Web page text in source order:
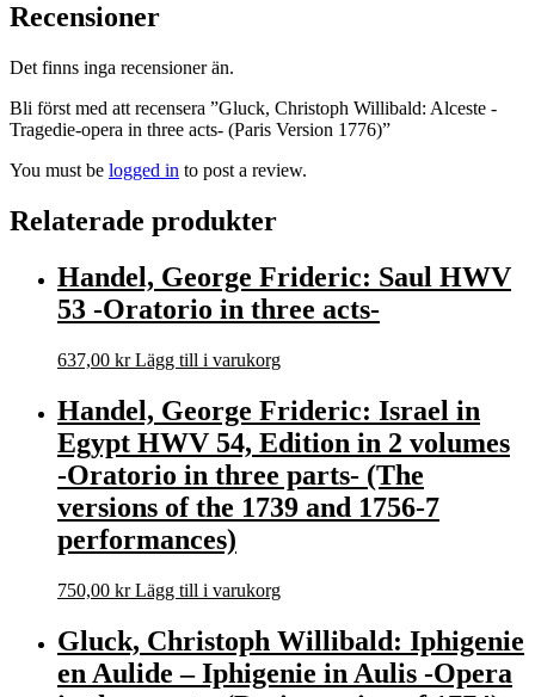
Recensioner
Det finns inga recensioner än.
Bli först med att recensera ”Gluck, Christoph Willibald: Alceste -
Tragedie-opera in three acts- (Paris Version 1776)”
You must be logged in to post a review.
Relaterade produkter
Handel, George Frideric: Saul HWV
53 -Oratorio in three acts-
637,00 kr Lägg till i varukorg
Handel, George Frideric: Israel in
Egypt HWV 54, Edition in 2 volumes
-Oratorio in three parts- (The
versions of the 1739 and 1756-7
performances)
750,00 kr Lägg till i varukorg
Gluck, Christoph Willibald: Iphigenie
en Aulide – Iphigenie in Aulis -Opera